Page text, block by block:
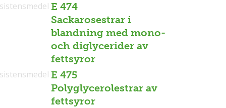
E 474
Sackarosestrar i
blandning med mono-
och diglycerider av
fettsyror
E 475
Polyglycerolestrar av
fettsyror